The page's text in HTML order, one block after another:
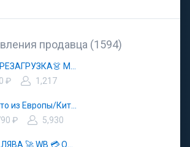
продавца (1594)
₽
1,217
₽
5,930